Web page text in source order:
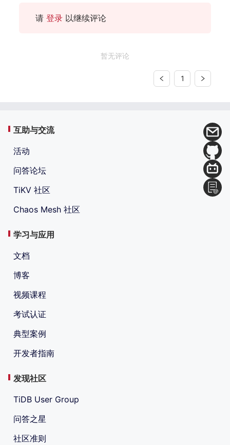
请 登录 以继续评论
暂无评论
1
互助与交流
活动
问答论坛
TiKV 社区
Chaos Mesh 社区
学习与应用
文档
博客
视频课程
考试认证
典型案例
开发者指南
发现社区
TiDB User Group
问答之星
社区准则